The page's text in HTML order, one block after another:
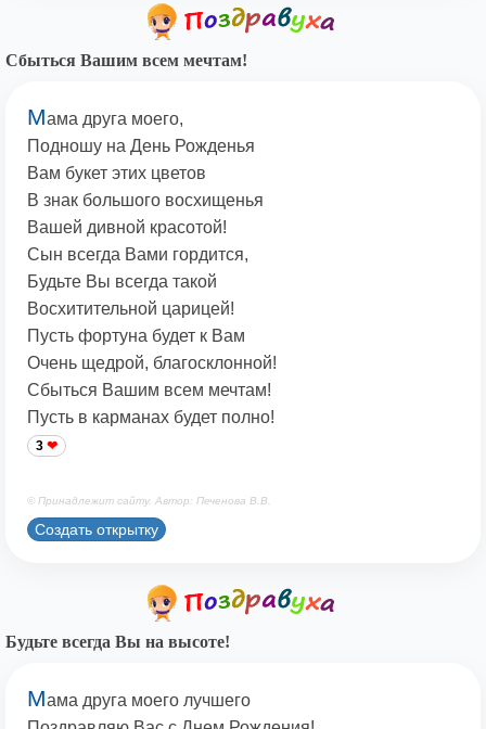
Сбыться Вашим всем мечтам!
Мама друга моего,
Подношу на День Рожденья
Вам букет этих цветов
В знак большого восхищенья
Вашей дивной красотой!
Сын всегда Вами гордится,
Будьте Вы всегда такой
Восхитительной царицей!
Пусть фортуна будет к Вам
Очень щедрой, благосклонной!
Сбыться Вашим всем мечтам!
Пусть в карманах будет полно!
3
© Принадлежит сайту. Автор: Печенова В.В.
Создать открытку
Будьте всегда Вы на высоте!
Мама друга моего лучшего